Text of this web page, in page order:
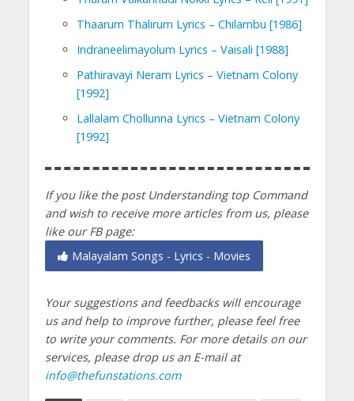
Thaarum Thalirum Lyrics – Chilambu [1986]
Indraneelimayolum Lyrics – Vaisali [1988]
Pathiravayi Neram Lyrics – Vietnam Colony
[1992]
Lallalam Chollunna Lyrics – Vietnam Colony
[1992]
If you like the post Understanding top Command
and wish to receive more articles from us, please
like our FB page:
Malayalam Songs - Lyrics - Movies
Your suggestions and feedbacks will encourage
us and help to improve further, please feel free
to write your comments. For more details on our
services, please drop us an E-mail at
info@thefunstations.com